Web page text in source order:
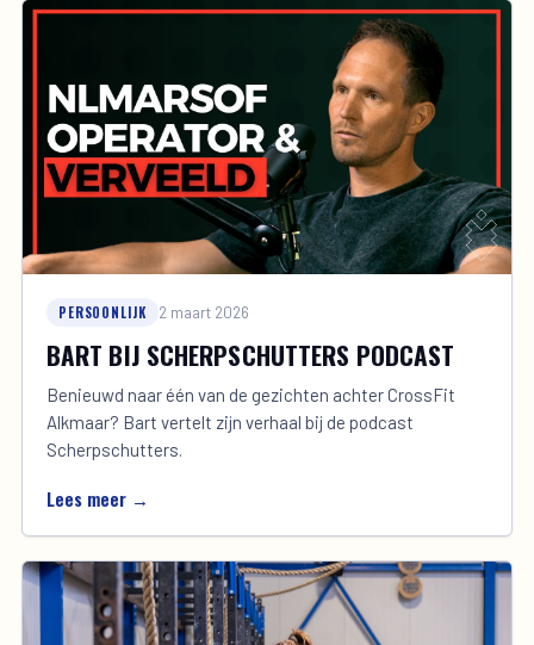
PERSOONLIJK 2 maart 2026
BART BIJ SCHERPSCHUTTERS PODCAST
Benieuwd naar één van de gezichten achter CrossFit
Alkmaar? Bart vertelt zijn verhaal bij de podcast
Scherpschutters.
Lees meer →